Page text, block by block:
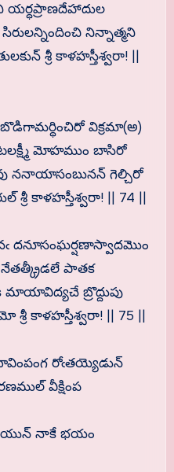
యర్ధప్రాణదేహాదుల
నిన్నాత్మని
శ్రీ కాళహస్తీశ్వరా! ||
విక్రమా(అ)
మోహముం బాసిరో
ననాయాసంబునన్ గెల్చిరో
శ్రీ కాళహస్తీశ్వరా! || 74 ||
దనూసంఘర్షణాస్వాదమొం
నేతత్క్రీడలే పాతక
బ్రొద్దుపు
కాళహస్తీశ్వరా! || 75 ||
రోఁతయ్యెడున్
వీక్షింప
నాకే భయం